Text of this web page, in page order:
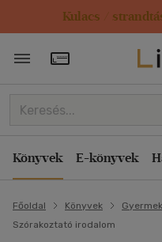
Kulacs /
Törzsvásárlói
Könyvek E-könyvek
Főoldal Könyvek
Szórakoztató irodalom